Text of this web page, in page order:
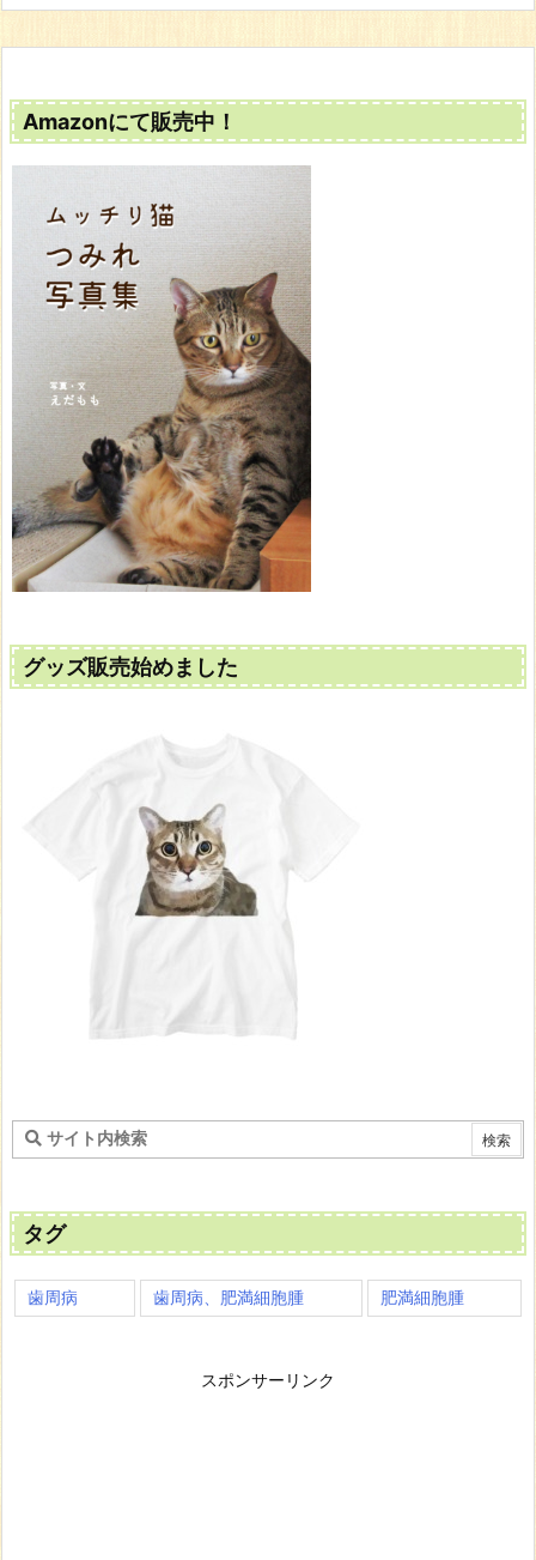
Amazonにて販売中！
グッズ販売始めました
タグ
歯周病 歯周病、肥満細胞腫 肥満細胞腫
スポンサーリンク